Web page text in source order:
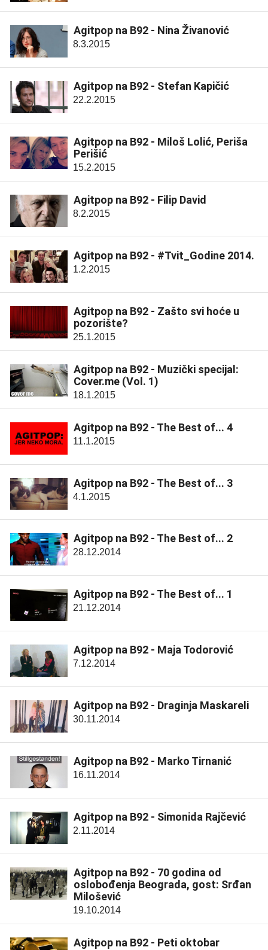
Agitpop na B92 - Nina Živanović
8.3.2015
Agitpop na B92 - Stefan Kapičić
22.2.2015
Agitpop na B92 - Miloš Lolić, Periša
Perišić
15.2.2015
Agitpop na B92 - Filip David
8.2.2015
Agitpop na B92 - #Tvit_Godine 2014.
1.2.2015
Agitpop na B92 - Zašto svi hoće u
pozorište?
25.1.2015
Agitpop na B92 - Muzički specijal:
Cover.me (Vol. 1)
18.1.2015
Agitpop na B92 - The Best of... 4
11.1.2015
Agitpop na B92 - The Best of... 3
4.1.2015
Agitpop na B92 - The Best of... 2
28.12.2014
Agitpop na B92 - The Best of... 1
21.12.2014
Agitpop na B92 - Maja Todorović
7.12.2014
Agitpop na B92 - Draginja Maskareli
30.11.2014
Agitpop na B92 - Marko Tirnanić
16.11.2014
Agitpop na B92 - Simonida Rajčević
2.11.2014
Agitpop na B92 - 70 godina od
oslobođenja Beograda, gost: Srđan
Milošević
19.10.2014
Agitpop na B92 - Peti oktobar